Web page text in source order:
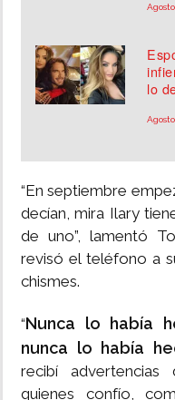
lo
“En septiembre
decían, mira Ilary
de uno”, lamentó
revisó el teléfono a
chismes.
“Nunca lo había
nunca lo había
recibí
quienes confío,